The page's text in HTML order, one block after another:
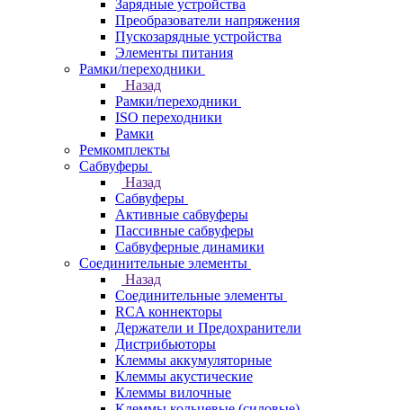
Зарядные устройства
Преобразователи напряжения
Пускозарядные устройства
Элементы питания
Рамки/переходники
Назад
Рамки/переходники
ISO переходники
Рамки
Ремкомплекты
Сабвуферы
Назад
Сабвуферы
Активные сабвуферы
Пассивные сабвуферы
Сабвуферные динамики
Соединительные элементы
Назад
Соединительные элементы
RCA коннекторы
Держатели и Предохранители
Дистрибьюторы
Клеммы аккумуляторные
Клеммы акустические
Клеммы вилочные